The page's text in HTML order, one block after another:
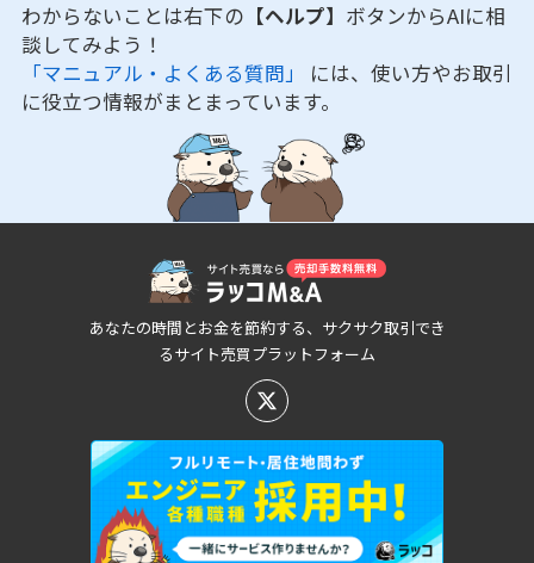
わからないことは右下の 【ヘルプ】 ボタンからAIに相
談してみよう！
「マニュアル・よくある質問」 には、使い方やお取引
に役立つ情報がまとまっています。
あなたの時間とお金を節約する、サクサク取引でき
るサイト売買プラットフォーム